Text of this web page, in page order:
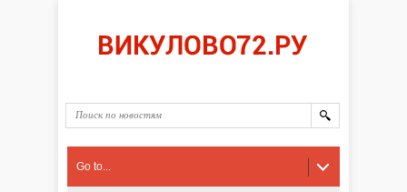
Go to...